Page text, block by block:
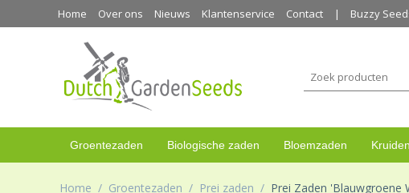
Home Over ons Nieuws Klantenservice Contact Buzzy
Groentezaden Biologische zaden Bloemzaden
Home / Groentezaden / Prei zaden / Prei Zaden 'Blauwgroene